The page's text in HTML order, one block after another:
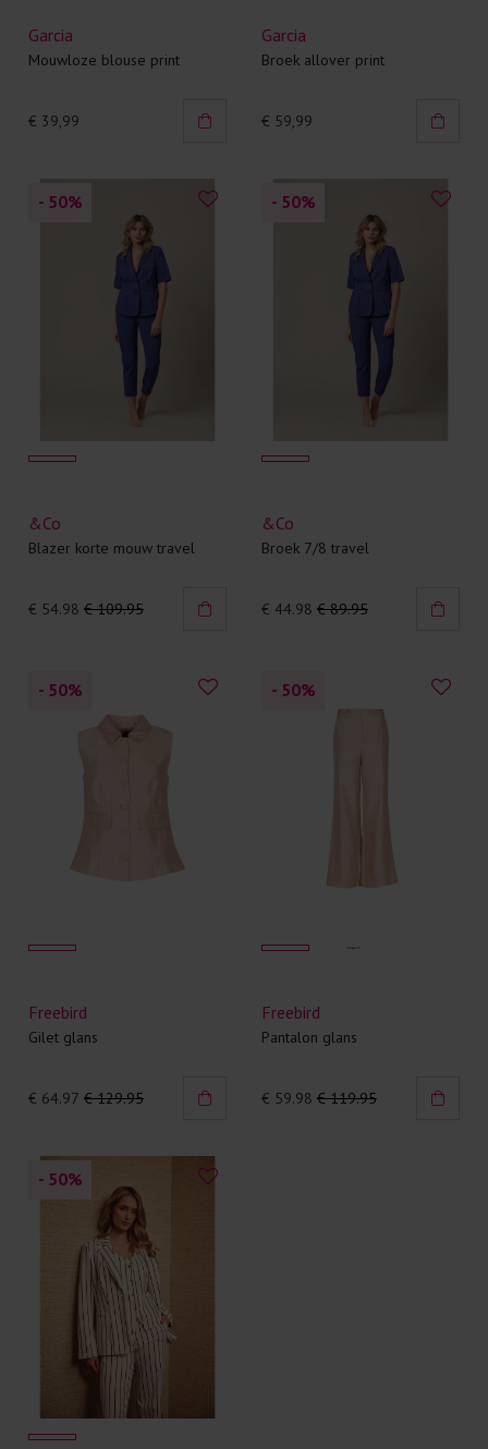
Garcia
Mouwloze blouse print
€ 39,99
Garcia
Broek allover print
€ 59,99
- 50%
&Co
Blazer korte mouw travel
€ 54.98 € 109.95
- 50%
&Co
Broek 7/8 travel
€ 44.98 € 89.95
- 50%
Freebird
Gilet glans
€ 64.97 € 129.95
- 50%
Freebird
Pantalon glans
€ 59.98 € 119.95
- 50%